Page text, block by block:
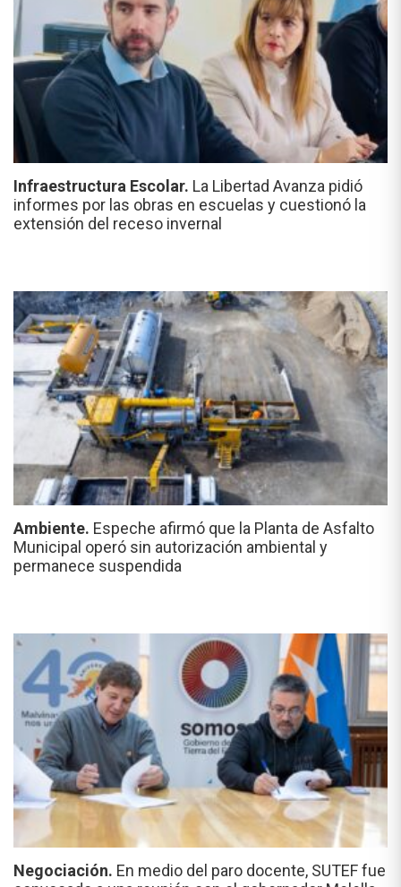
Infraestructura Escolar. La Libertad Avanza pidió
informes por las obras en escuelas y cuestionó la
extensión del receso invernal
Ambiente. Espeche afirmó que la Planta de Asfalto
Municipal operó sin autorización ambiental y
permanece suspendida
Negociación. En medio del paro docente, SUTEF fue